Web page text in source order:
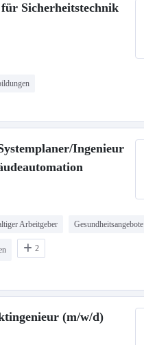
Sicherheitstechnik
Ingenieur
Arbeitgeber Gesundheitsangebote
2
(m/w/d)